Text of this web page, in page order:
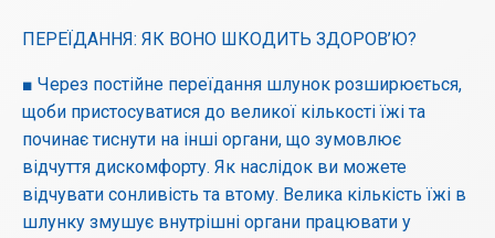
ПЕРЕЇДАННЯ: ЯК ВОНО ШКОДИТЬ ЗДОРОВ’Ю?
■ Через постійне переїдання шлунок розширюється,
щоби пристосуватися до великої кількості їжі та
починає тиснути на інші органи, що зумовлює
відчуття дискомфорту. Як наслідок ви можете
відчувати сонливість та втому. Велика кількість їжі в
шлунку змушує внутрішні органи працювати у